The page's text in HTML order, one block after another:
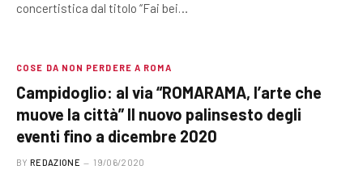
concertistica dal titolo “Fai bei…
COSE DA NON PERDERE A ROMA
Campidoglio: al via “ROMARAMA, l’arte che
muove la città” Il nuovo palinsesto degli
eventi fino a dicembre 2020
BY REDAZIONE 19/06/2020